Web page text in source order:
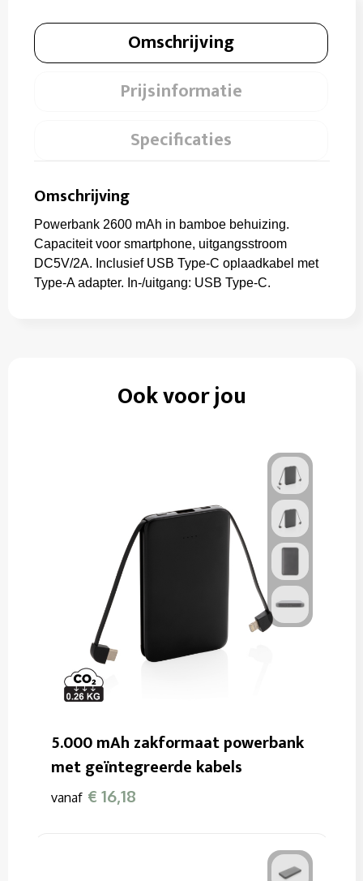
Omschrijving
Prijsinformatie
Specificaties
Omschrijving
Powerbank 2600 mAh in bamboe behuizing.
Capaciteit voor smartphone, uitgangsstroom
DC5V/2A. Inclusief USB Type-C oplaadkabel met
Type-A adapter. In-/uitgang: USB Type-C.
Ook voor jou
5.000 mAh zakformaat powerbank
met geïntegreerde kabels
vanaf € 16,18